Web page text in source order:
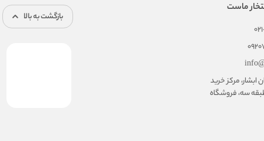
ماست
مرکز خرید
سه، فروشگاه
بازگشت به بالا